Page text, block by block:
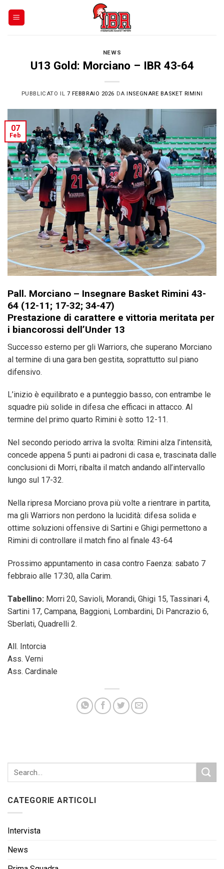
NEWS
U13 Gold: Morciano – IBR 43-64
PUBBLICATO IL 7 FEBBRAIO 2026 DAINSEGNARE BASKET RIMINI
07
Feb
Pall. Morciano – Insegnare Basket Rimini 43-
64 (12-11; 17-32; 34-47)
Prestazione di carattere e vittoria meritata per
i biancorossi dell’Under 13
Successo esterno per gli Warriors, che superano Morciano
al termine di una gara ben gestita, soprattutto sul piano
difensivo.
L’inizio è equilibrato e a punteggio basso, con entrambe le
squadre più solide in difesa che efficaci in attacco. Al
termine del primo quarto Rimini è sotto 12-11.
Nel secondo periodo arriva la svolta: Rimini alza l’intensità,
concede appena 5 punti ai padroni di casa e, trascinata dalle
conclusioni di Morri, ribalta il match andando all’intervallo
lungo sul 17-32.
Nella ripresa Morciano prova più volte a rientrare in partita,
ma gli Warriors non perdono la lucidità: difesa solida e
ottime soluzioni offensive di Sartini e Ghigi permettono a
Rimini di controllare il match fino al finale 43-64
Prossimo appuntamento in casa contro Faenza: sabato 7
febbraio alle 17:30, alla Carim.
Tabellino: Morri 20, Savioli, Morandi, Ghigi 15, Tassinari 4,
Sartini 17, Campana, Baggioni, Lombardini, Di Pancrazio 6,
Sberlati, Quadrelli 2.
All. Intorcia
Ass. Verni
Ass. Cardinale
CATEGORIE ARTICOLI
Intervista
News